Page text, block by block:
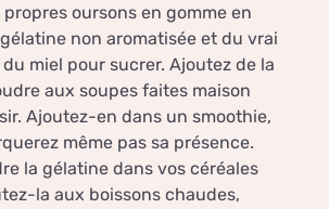
oursons en gomme en
non aromatisée et du vrai
miel pour sucrer. Ajoutez de la
aux soupes faites maison
Ajoutez-en dans un smoothie,
même pas sa présence.
la gélatine dans vos céréales
la aux boissons chaudes,